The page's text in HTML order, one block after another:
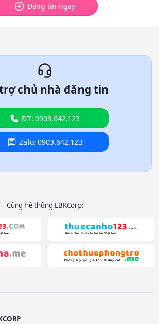
Đăng tin ngay
chủ nhà đăng tin
ĐT: 0903.642.123
Zalo: 0903.642.123
Cùng hệ thống LBKCorp: